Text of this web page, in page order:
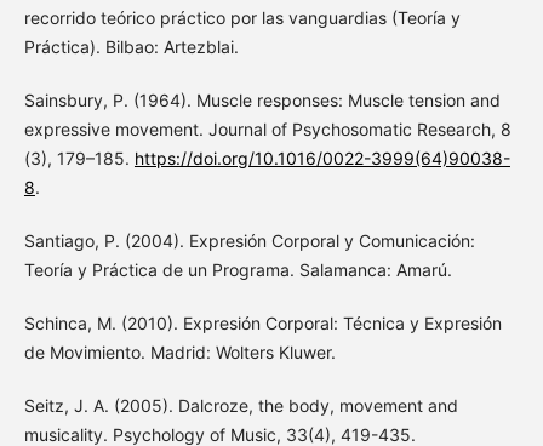
recorrido teórico práctico por las vanguardias (Teoría y
Práctica). Bilbao: Artezblai.
Sainsbury, P. (1964). Muscle responses: Muscle tension and
expressive movement. Journal of Psychosomatic Research, 8
(3), 179–185. https://doi.org/10.1016/0022-3999(64)90038-
8.
Santiago, P. (2004). Expresión Corporal y Comunicación:
Teoría y Práctica de un Programa. Salamanca: Amarú.
Schinca, M. (2010). Expresión Corporal: Técnica y Expresión
de Movimiento. Madrid: Wolters Kluwer.
Seitz, J. A. (2005). Dalcroze, the body, movement and
musicality. Psychology of Music, 33(4), 419-435.